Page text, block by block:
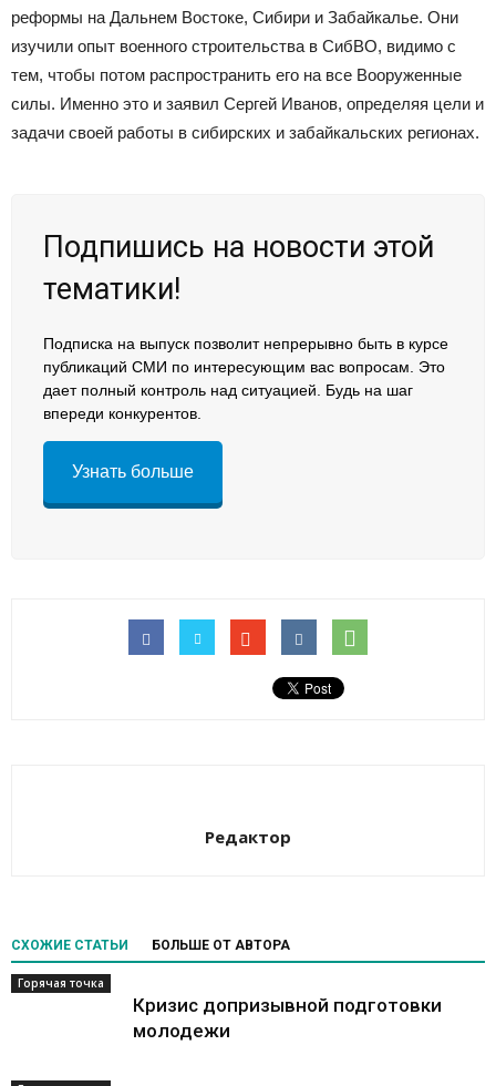
реформы на Дальнем Востоке, Сибири и Забайкалье. Они
изучили опыт военного строительства в СибВО, видимо с
тем, чтобы потом распространить его на все Вооруженные
силы. Именно это и заявил Сергей Иванов, определяя цели и
задачи своей работы в сибирских и забайкальских регионах.
Подпишись на новости этой
тематики!
Подписка на выпуск позволит непрерывно быть в курсе
публикаций СМИ по интересующим вас вопросам. Это
дает полный контроль над ситуацией. Будь на шаг
впереди конкурентов.
Узнать больше
Редактор
СХОЖИЕ СТАТЬИ БОЛЬШЕ ОТ АВТОРА
Горячая точка
Кризис допризывной подготовки
молодежи